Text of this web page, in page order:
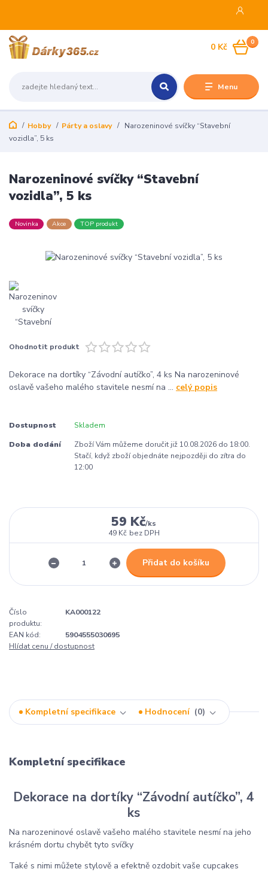
Menu
0
0 Kč
Hobby Párty a oslavy
Narozeninové svíčky “Stavební
vozidla”, 5 ks
Narozeninové svíčky “Stavební
vozidla”, 5 ks
Novinka Akce TOP produkt
Ohodnotit produkt
Dekorace na dortíky “Závodní autíčko”, 4 ks Na narozeninové
oslavě vašeho malého stavitele nesmí na ... celý popis
Dostupnost Skladem
Doba dodání
Zboží Vám můžeme doručit již 10.08.2026 do 18:00.
Stačí, když zboží objednáte nejpozději do zítra do
12:00
59 Kč/ks
49 Kč bez DPH
Přidat do košíku
Číslo
produktu:
KA000122
EAN kód:
5904555030695
Hlídat cenu / dostupnost
Kompletní specifikace Hodnocení 0
Kompletní specifikace
Dekorace na dortíky “Závodní autíčko”, 4
ks
Na narozeninové oslavě vašeho malého stavitele nesmí na jeho
krásném dortu chybět tyto svíčky
Také s nimi můžete stylově a efektně ozdobit vaše cupcakes